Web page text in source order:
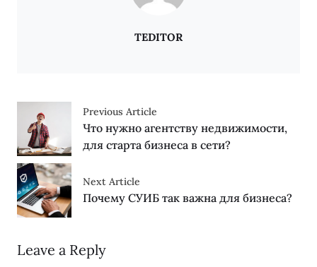
TEDITOR
Previous Article
Что нужно агентству недвижимости,
для старта бизнеса в сети?
Next Article
Почему СУИБ так важна для бизнеса?
Leave a Reply